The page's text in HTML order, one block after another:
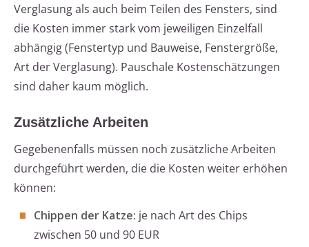
Verglasung als auch beim Teilen des Fensters, sind
die Kosten immer stark vom jeweiligen Einzelfall
abhängig (Fenstertyp und Bauweise, Fenstergröße,
Art der Verglasung). Pauschale Kostenschätzungen
sind daher kaum möglich.
Zusätzliche Arbeiten
Gegebenenfalls müssen noch zusätzliche Arbeiten
durchgeführt werden, die die Kosten weiter erhöhen
können:
Chippen der Katze: je nach Art des Chips
zwischen 50 und 90 EUR